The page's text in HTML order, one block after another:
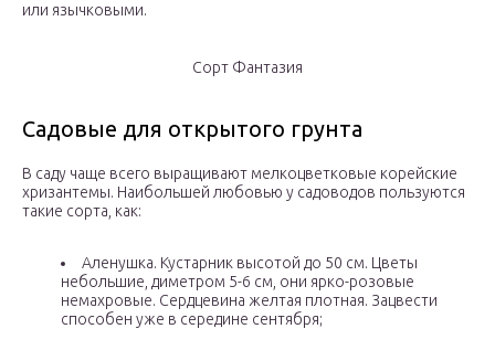
или язычковыми.
Сорт Фантазия
Садовые для открытого грунта
В саду чаще всего выращивают мелкоцветковые корейские
хризантемы. Наибольшей любовью у садоводов пользуются
такие сорта, как:
Аленушка. Кустарник высотой до 50 см. Цветы
небольшие, диметром 5-6 см, они ярко-розовые
немахровые. Сердцевина желтая плотная. Зацвести
способен уже в середине сентября;